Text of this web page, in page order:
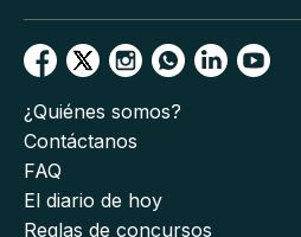
¿Quiénes somos?
Contáctanos
FAQ
El diario de hoy
Reglas de concursos